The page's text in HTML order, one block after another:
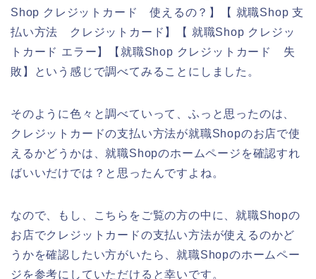
Shop クレジットカード 使えるの？】【 就職Shop 支
払い方法 クレジットカード】【 就職Shop クレジッ
トカード エラー】【就職Shop クレジットカード 失
敗】という感じで調べてみることにしました。
そのように色々と調べていって、ふっと思ったのは、
クレジットカードの支払い方法が就職Shopのお店で使
えるかどうかは、就職Shopのホームページを確認すれ
ばいいだけでは？と思ったんですよね。
なので、もし、こちらをご覧の方の中に、就職Shopの
お店でクレジットカードの支払い方法が使えるのかど
うかを確認したい方がいたら、就職Shopのホームペー
ジを参考にしていただけると幸いです。